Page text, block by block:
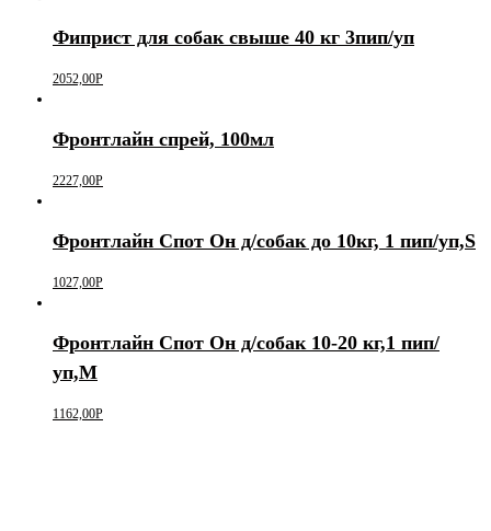
Фиприст для собак свыше 40 кг 3пип/уп
2052,00Р
Фронтлайн спрей, 100мл
2227,00Р
Фронтлайн Спот Он д/собак до 10кг, 1 пип/уп,S
1027,00Р
Фронтлайн Спот Он д/собак 10-20 кг,1 пип/
уп,M
1162,00Р